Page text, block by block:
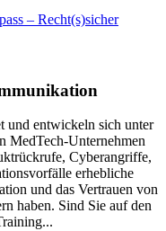
– Recht(s)sicher
und entwickeln sich unter
MedTech-Unternehmen
Cyberangriffe,
erhebliche
und das Vertrauen von
haben. Sind Sie auf den